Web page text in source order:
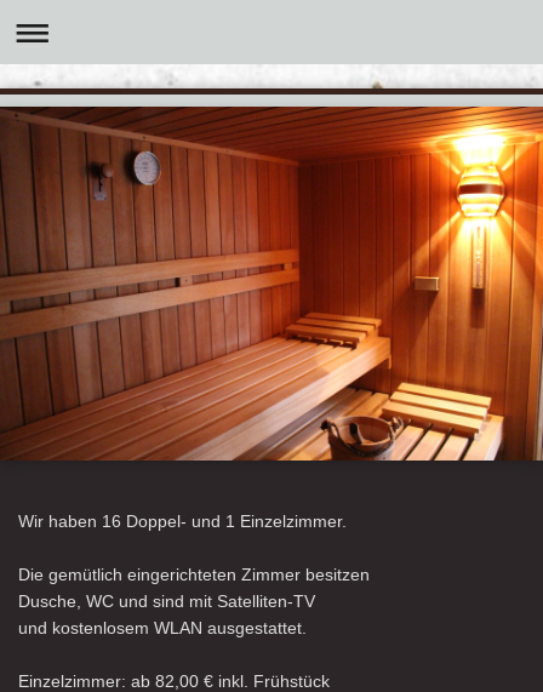
Wir haben 16 Doppel- und 1 Einzelzimmer.
Die gemütlich eingerichteten Zimmer besitzen
Dusche, WC und sind mit Satelliten-TV
und kostenlosem WLAN ausgestattet.
Einzelzimmer: ab 82,00 € inkl. Frühstück